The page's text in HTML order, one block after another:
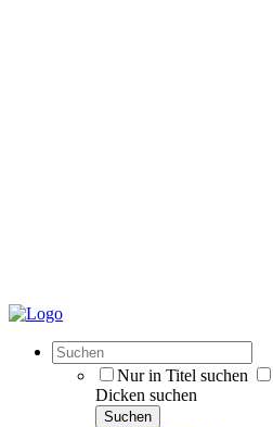
Nur in Titel suchen
Dicken suchen
Suchen